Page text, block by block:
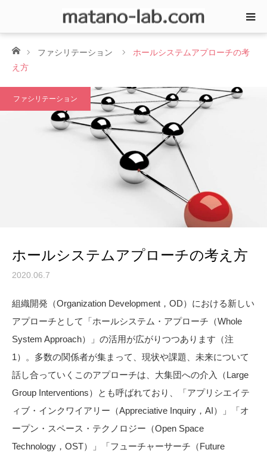
ホームファシリテーション
ホールシステムアプローチの考
え方
ファシリテーション
ホールシステムアプローチの考え方
2020.06.7
組織開発（Organization Development，OD）における新しい
アプローチとして「ホールシステム・アプローチ（Whole
System Approach）」の活用が広がりつつあります（注
1）。多数の関係者が集まって、現状や課題、未来について
話し合っていくこのアプローチは、大集団への介入（Large
Group Interventions）とも呼ばれており、「アプリシエイテ
ィブ・インクワイアリー（Appreciative Inquiry，AI）」「オ
ープン・スペース・テクノロジー（Open Space
Technology，OST）」「フューチャーサーチ（Future